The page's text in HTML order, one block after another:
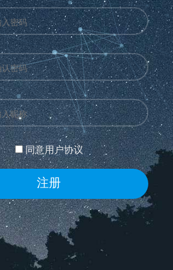
同意用户协议
注册